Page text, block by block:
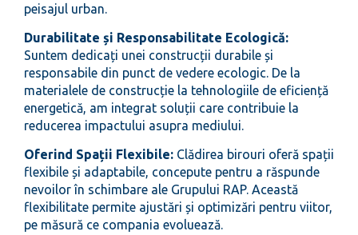
peisajul urban.
Durabilitate și Responsabilitate Ecologică:
Suntem dedicați unei construcții durabile și
responsabile din punct de vedere ecologic. De la
materialele de construcție la tehnologiile de eficiență
energetică, am integrat soluții care contribuie la
reducerea impactului asupra mediului.
Oferind Spații Flexibile: Clădirea birouri oferă spații
flexibile și adaptabile, concepute pentru a răspunde
nevoilor în schimbare ale Grupului RAP. Această
flexibilitate permite ajustări și optimizări pentru viitor,
pe măsură ce compania evoluează.